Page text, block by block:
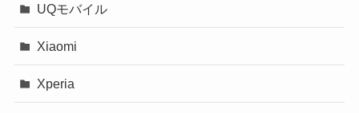
UQモバイル
Xiaomi
Xperia